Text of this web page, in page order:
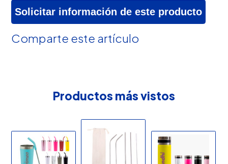
Solicitar información de este producto
Comparte este artículo
Productos más vistos